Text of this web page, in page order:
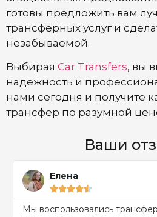
готовы предложить вам
трансферных услуг и
незабываемой.
Выбирая Car Transfers, вы
надежность и
нами сегодня и получите
трансфер по разумной
Ваши
Елена

Мы воспользовались